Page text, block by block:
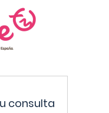
consulta